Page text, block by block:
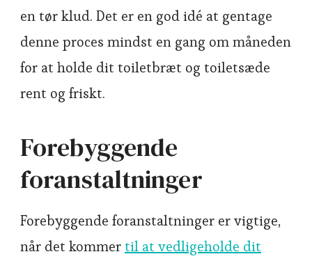
en tør klud. Det er en god idé at gentage
denne proces mindst en gang om måneden
for at holde dit toiletbræt og toiletsæde
rent og friskt.
Forebyggende
foranstaltninger
Forebyggende foranstaltninger er vigtige,
når det kommertil at vedligeholde dit